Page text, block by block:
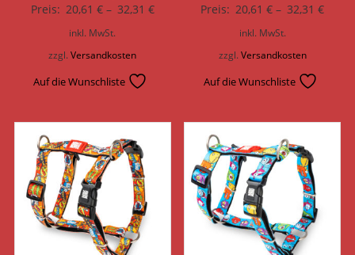
Preis: 20,61 €– 32,31 €
inkl. MwSt.
zzgl.Versandkosten
Auf die Wunschliste
Preis: 20,61€ – 32,31€
inkl. MwSt.
zzgl. Versandkosten
Auf die Wunschliste